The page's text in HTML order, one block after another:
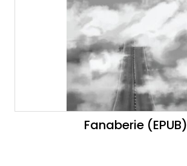
Fanaberie (EPUB)